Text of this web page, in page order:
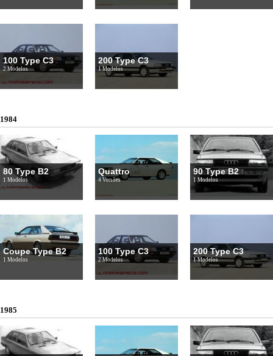
100 Type C3
2 Modelos
200 Type C3
1 Modelos
1984
80 Type B2
1 Modelos
Quattro
4 Versões
90 Type B2
1 Modelos
Coupe Type B2
1 Modelos
100 Type C3
2 Modelos
200 Type C3
1 Modelos
1985